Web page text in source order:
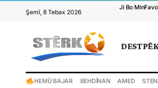
Şemî, 8 Tebax 2026
Ji Bo Min
HEMÛ BAJAR BEHDÎNAN AMED